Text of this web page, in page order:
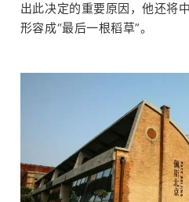
搜索
出此决定的重要原因，他还将
形容成“最后一根稻草”。